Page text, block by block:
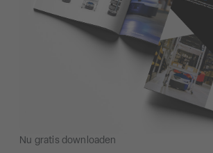
Nu gratis downloaden